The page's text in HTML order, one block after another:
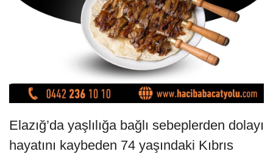
Elazığ’da yaşlılığa bağlı sebeplerden dolayı
hayatını kaybeden 74 yaşındaki Kıbrıs